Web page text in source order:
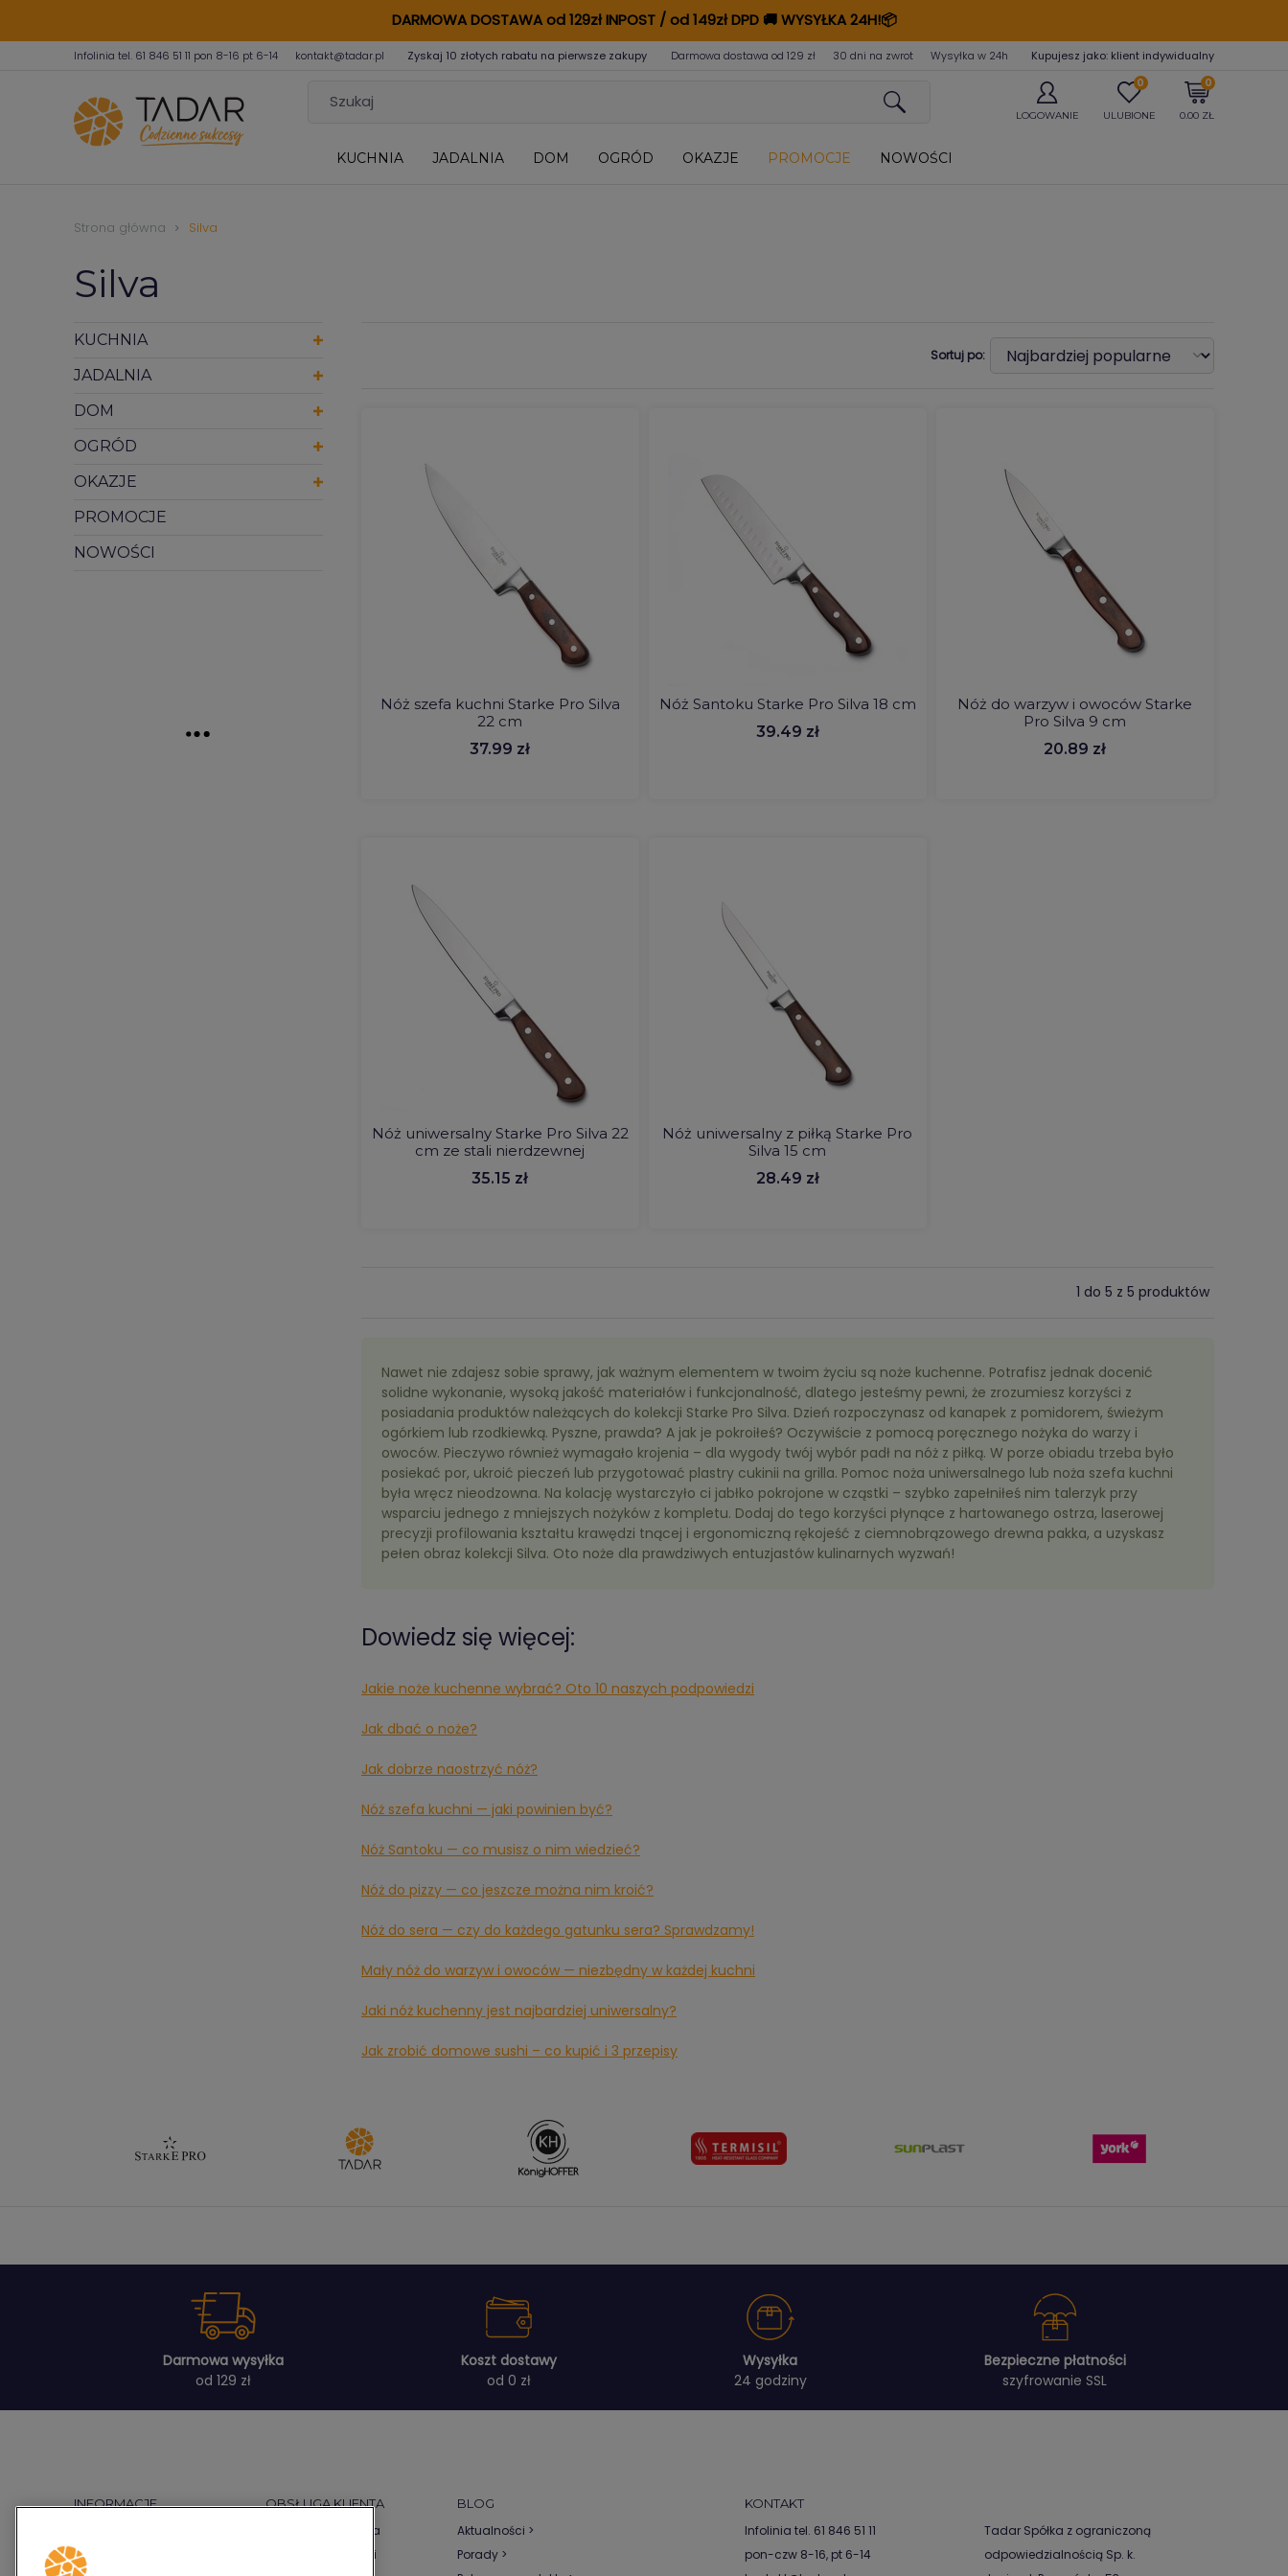
DARMOWA DOSTAWA od 129zł INPOST / od 149zł DPD🚚WYSYŁKA 24H!📦
Infolinia tel. 61 846 51 11 pon 8-16 pt 6-14 kontakt@tadar.pl Zyskaj 10 złotych rabatu na pierwsze zakupy Darmowa dostawa od 129 zł 30 dni na zwrot Wysyłka w 24h Kupujesz jako: klient indywidualny
LOGOWANIE
0
ULUBIONE
0
0.00 ZŁ
KUCHNIA JADALNIA DOM OGRÓD OKAZJE PROMOCJE NOWOŚCI
Strona główna Silva
Silva
KUCHNIA
JADALNIA
DOM
OGRÓD
OKAZJE
PROMOCJE
NOWOŚCI
Sortuj po:
Nóż szefa kuchni Starke Pro Silva
22 cm
37.99 zł
Nóż Santoku Starke Pro Silva 18 cm
39.49 zł
Nóż do warzyw i owoców Starke
Pro Silva 9 cm
20.89 zł
Nóż uniwersalny Starke Pro Silva 22
cm ze stali nierdzewnej
35.15 zł
Nóż uniwersalny z piłką Starke Pro
Silva 15 cm
28.49 zł
1 do 5 z 5 produktów
Nawet nie zdajesz sobie sprawy, jak ważnym elementem w twoim życiu są noże kuchenne. Potrafisz jednak docenić
solidne wykonanie, wysoką jakość materiałów i funkcjonalność, dlatego jesteśmy pewni, że zrozumiesz korzyści z
posiadania produktów należących do kolekcji Starke Pro Silva. Dzień rozpoczynasz od kanapek z pomidorem, świeżym
ogórkiem lub rzodkiewką. Pyszne, prawda? A jak je pokroiłeś? Oczywiście z pomocą poręcznego nożyka do warzy i
owoców. Pieczywo również wymagało krojenia – dla wygody twój wybór padł na nóż z piłką. W porze obiadu trzeba było
posiekać por, ukroić pieczeń lub przygotować plastry cukinii na grilla. Pomoc noża uniwersalnego lub noża szefa kuchni
była wręcz nieodzowna. Na kolację wystarczyło ci jabłko pokrojone w cząstki – szybko zapełniłeś nim talerzyk przy
wsparciu jednego z mniejszych nożyków z kompletu. Dodaj do tego korzyści płynące z hartowanego ostrza, laserowej
precyzji profilowania kształtu krawędzi tnącej i ergonomiczną rękojeść z ciemnobrązowego drewna pakka, a uzyskasz
pełen obraz kolekcji Silva. Oto noże dla prawdziwych entuzjastów kulinarnych wyzwań!
Dowiedz się więcej:
Jakie noże kuchenne wybrać? Oto 10 naszych podpowiedzi
Jak dbać o noże?
Jak dobrze naostrzyć nóż?
Nóż szefa kuchni — jaki powinien być?
Nóż Santoku — co musisz o nim wiedzieć?
Nóż do pizzy — co jeszcze można nim kroić?
Nóż do sera — czy do każdego gatunku sera? Sprawdzamy!
Mały nóż do warzyw i owoców — niezbędny w każdej kuchni
Jaki nóż kuchenny jest najbardziej uniwersalny?
Jak zrobić domowe sushi – co kupić i 3 przepisy
Darmowa wysyłka
od 129 zł
Koszt dostawy
od 0 zł
Wysyłka
24 godziny
Bezpieczne płatności
szyfrowanie SSL
INFORMACJE
Polityka prywatności
OBSŁUGA KLIENTA
Płatności i dostawa
Warunki gwarancji
BLOG
Aktualności >
Porady >
KONTAKT
Infolinia tel. 61 846 51 11
pon-czw 8-16, pt 6-14
Tadar Spółka z ograniczoną
odpowiedzialnością Sp. k.